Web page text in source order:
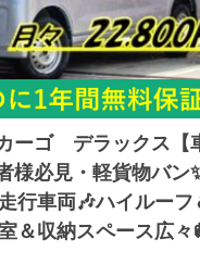
ーゴ デラックス【
様必見・軽貨物バン
行車両🎶ハイルーフ
＆収納スペース広々